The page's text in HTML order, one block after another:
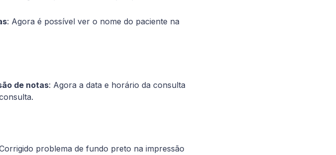
: Agora é possível ver o nome do paciente na
de notas: Agora a data e horário da consulta
problema de fundo preto na impressão